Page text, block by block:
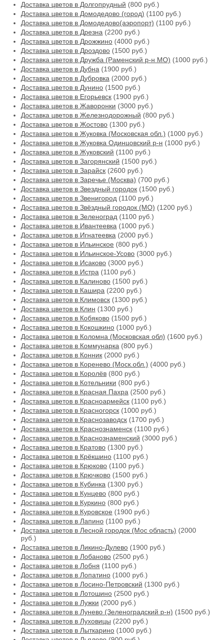
Доставка цветов в Долгопрудный (800 руб.)
Доставка цветов в Домодедово (город) (1100 руб.)
Доставка цветов в Домодедово(аэропорт) (1100 руб.)
Доставка цветов в Дрезна (2200 руб.)
Доставка цветов в Дрожжино (4000 руб.)
Доставка цветов в Дроздово (1500 руб.)
Доставка цветов в Дружба (Раменский р-н МО) (1000 руб.)
Доставка цветов в Дубна (1900 руб.)
Доставка цветов в Дубровка (2000 руб.)
Доставка цветов в Дунино (1500 руб.)
Доставка цветов в Егорьевск (1900 руб.)
Доставка цветов в Жаворонки (3000 руб.)
Доставка цветов в Железнодорожный (800 руб.)
Доставка цветов в Жостово (1300 руб.)
Доставка цветов в Жуковка (Московская обл.) (1000 руб.)
Доставка цветов в Жуковка Одинцовский р-н (1000 руб.)
Доставка цветов в Жуковский (1100 руб.)
Доставка цветов в Загорянский (1500 руб.)
Доставка цветов в Зарайск (2600 руб.)
Доставка цветов в Заречье (Москва) (700 руб.)
Доставка цветов в Звездный городок (1500 руб.)
Доставка цветов в Звенигород (1100 руб.)
Доставка цветов в Звёздный городок (МО) (1200 руб.)
Доставка цветов в Зеленоград (1100 руб.)
Доставка цветов в Ивантеевка (1000 руб.)
Доставка цветов в Игнатеевка (2000 руб.)
Доставка цветов в Ильинское (800 руб.)
Доставка цветов в Ильинское-Усово (3000 руб.)
Доставка цветов в Исаково (3000 руб.)
Доставка цветов в Истра (1100 руб.)
Доставка цветов в Калиново (1500 руб.)
Доставка цветов в Кашира (2200 руб.)
Доставка цветов в Климовск (1300 руб.)
Доставка цветов в Клин (1300 руб.)
Доставка цветов в Кобяково (1500 руб.)
Доставка цветов в Кокошкино (1000 руб.)
Доставка цветов в Коломна (Московская обл) (1600 руб.)
Доставка цветов в Коммунарка (800 руб.)
Доставка цветов в Конник (2000 руб.)
Доставка цветов в Коренево (Моск.обл.) (4000 руб.)
Доставка цветов в Королёв (800 руб.)
Доставка цветов в Котельники (800 руб.)
Доставка цветов в Красная Пахра (2500 руб.)
Доставка цветов в Красноармейск (1100 руб.)
Доставка цветов в Красногорск (1000 руб.)
Доставка цветов в Краснозаводск (1700 руб.)
Доставка цветов в Краснознаменск (1100 руб.)
Доставка цветов в Краснознаменский (3000 руб.)
Доставка цветов в Кратово (1300 руб.)
Доставка цветов в Крёкшино (1100 руб.)
Доставка цветов в Крюково (1100 руб.)
Доставка цветов в Крючково (1500 руб.)
Доставка цветов в Кубинка (1300 руб.)
Доставка цветов в Кунцево (800 руб.)
Доставка цветов в Куркино (800 руб.)
Доставка цветов в Куровское (1900 руб.)
Доставка цветов в Лапино (1100 руб.)
Доставка цветов в Лесной городок (Мос область) (2000
руб.)
Доставка цветов в Ликино-Дулево (1900 руб.)
Доставка цветов в Лобаново (2500 руб.)
Доставка цветов в Лобня (1100 руб.)
Доставка цветов в Лопатино (1000 руб.)
Доставка цветов в Лосино-Петровский (1300 руб.)
Доставка цветов в Лотошино (2500 руб.)
Доставка цветов в Лужки (2000 руб.)
Доставка цветов в Лунево (Зеленоградский р-н) (1500 руб.)
Доставка цветов в Луховицы (2200 руб.)
Доставка цветов в Лыткарино (1000 руб.)